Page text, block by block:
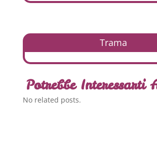
Trama
Potrebbe Interessarti
No related posts.